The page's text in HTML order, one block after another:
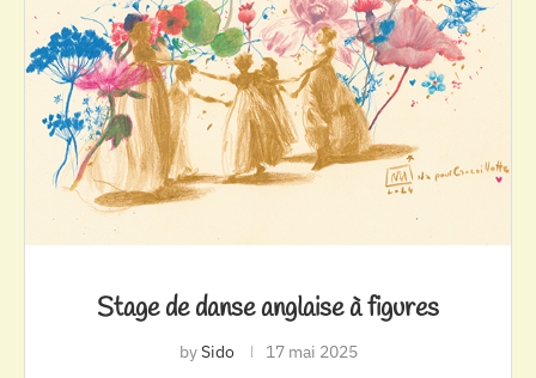
Stage de danse anglaise à figures
bySido 17 mai 2025